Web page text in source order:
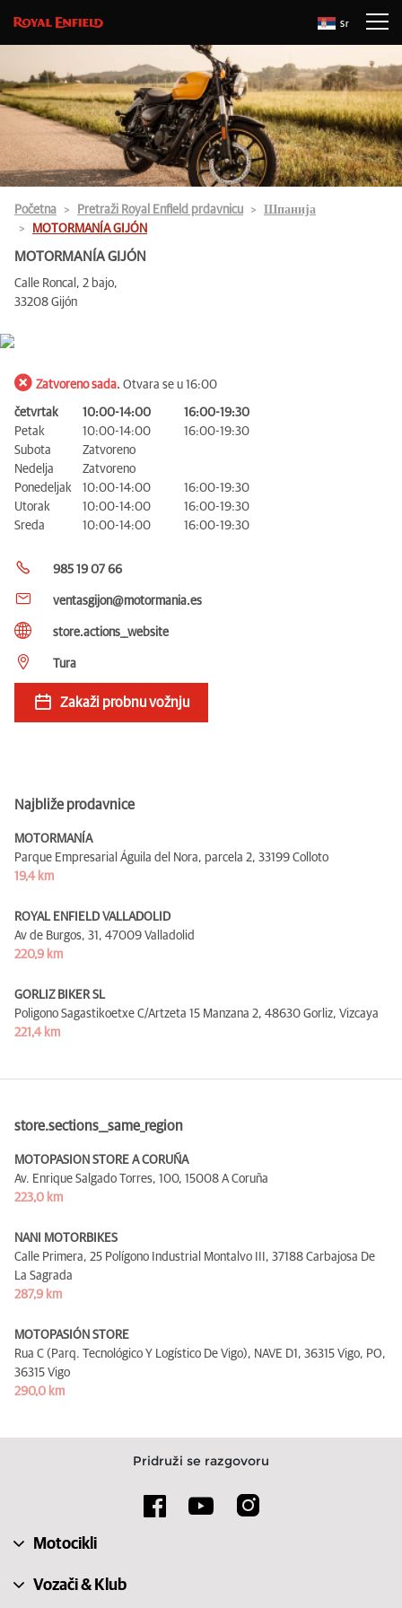
Sr
Početna Pretraži Royal Enfield prdavnicu
Шпанија
MOTORMANÍA GIJÓN
MOTORMANÍA GIJÓN
Calle Roncal, 2 bajo,
33208 Gijón
Zatvoreno sada. Otvara se u 16:00
četvrtak 10:00-14:00
16:00-19:30
Petak
10:00-14:00
16:00-19:30
Subota
Zatvoreno
Nedelja
Zatvoreno
Ponedeljak
10:00-14:00
16:00-19:30
Utorak
10:00-14:00
16:00-19:30
Sreda
10:00-14:00 16:00-19:30
985 19 07 66
ventasgijon@motormania.es
store.actions__website
Tura
Zakaži probnu vožnju
Najbliže prodavnice
MOTORMANÍA
Parque Empresarial Águila del Nora, parcela 2, 33199 Colloto
19,4 km
ROYAL ENFIELD VALLADOLID
Av de Burgos, 31, 47009 Valladolid
220,9 km
GORLIZ BIKER SL
Poligono Sagastikoetxe C/Artzeta 15 Manzana 2, 48630 Gorliz, Vizcaya
221,4 km
store.sections__same_region
MOTOPASION STORE A CORUÑA
Av. Enrique Salgado Torres, 100, 15008 A Coruña
223,0 km
NANI MOTORBIKES
Calle Primera, 25 Polígono Industrial Montalvo III, 37188 Carbajosa De
La Sagrada
287,9 km
MOTOPASIÓN STORE
Rua C (Parq. Tecnológico Y Logístico De Vigo), NAVE D1, 36315 Vigo, PO,
36315 Vigo
290,0 km
Pridruži se razgovoru
Motocikli
Vozači & Klub